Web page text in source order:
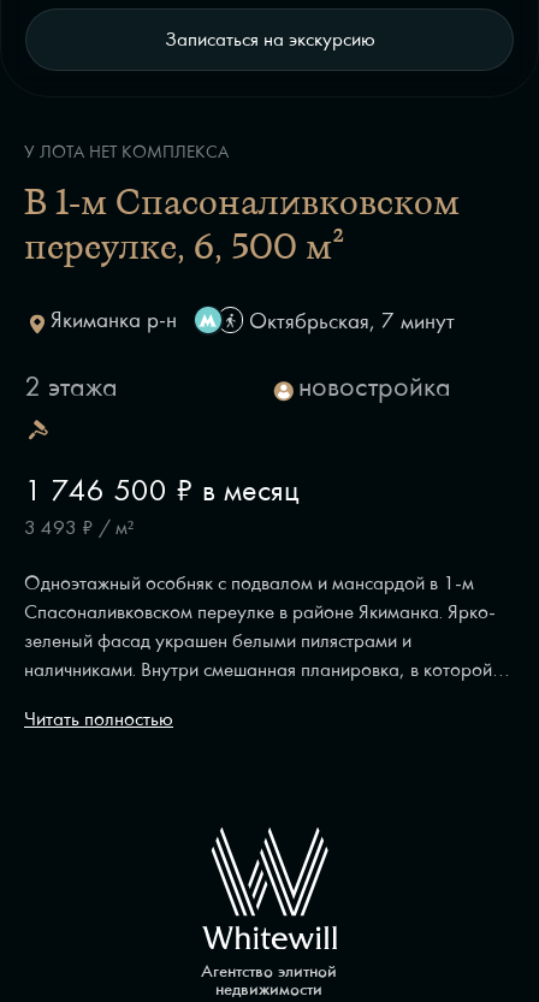
Записаться на экскурсию
У ЛОТА НЕТ КОМПЛЕКСА
В 1-м Спасоналивковском
переулке, 6, 500 м²
Якиманка р-н Октябрьская, 7 минут
1 746 500 ₽ в месяц
3 493 ₽ / м²
2 этажа новостройка
Одноэтажный особняк с подвалом и мансардой в 1-м
Спасоналивковском переулке в районе Якиманка. Ярко-
зеленый фасад украшен белыми пилястрами и
наличниками. Внутри смешанная планировка, в которой
ресепшен и переговорные. Выполнен качественный ремонт
приточно-вытяжная вентиляция и сплит-системы. На
прилегающей закрытой территории организована
наземная парковка на 5 мест. Особняк подходит для
размещения медицинской клиники, офиса или
представительства компании.
Читать полностью
Агентство элитной
недвижимости